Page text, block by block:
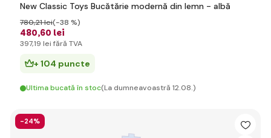
New Classic Toys Bucătărie modernă din lemn - albă
480,60 lei
780,21 lei(-38 %)
397,19 lei fără TVA
+ 104 puncte
Ultima bucată în stoc(La dumneavoastră 12.08.)
-24%